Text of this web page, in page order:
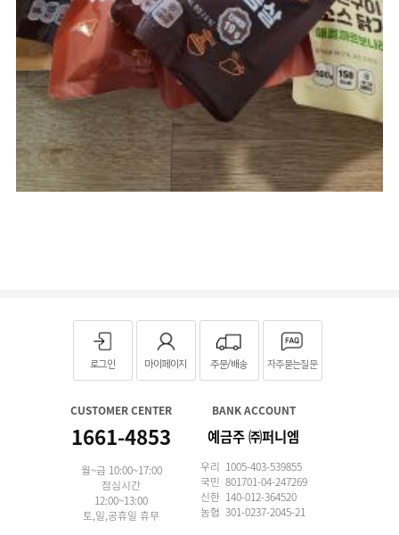
로그인 마이페이지 주문/배송 자주묻는질문
CUSTOMER CENTER
1661-4853
월~금 10:00~17:00
점심시간
12:00~13:00
토,일,공휴일 휴무
BANK ACCOUNT
예금주 ㈜퍼니엠
우리 1005-403-539855
국민 801701-04-247269
신한 140-012-364520
농협 301-0237-2045-21